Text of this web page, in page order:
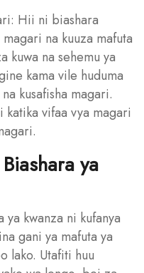
Hii ni biashara
na kuuza mafuta
kuwa na sehemu ya
kama vile huduma
kusafisha magari.
vifaa vya magari
ya
ya kwanza ni kufanya
gani ya mafuta ya
lako. Utafiti huu